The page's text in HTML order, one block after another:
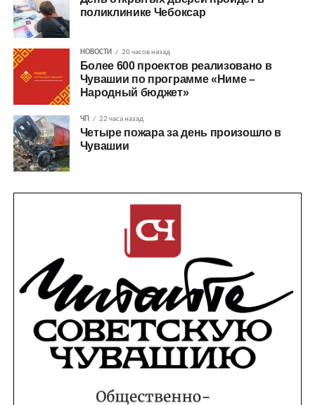
поликлинике Чебоксар
НОВОСТИ 20 часов назад
Более 600 проектов реализовано в
Чувашии по программе «Ниме –
Народный бюджет»
ЧП 22 часа назад
Четыре пожара за день произошло в
Чувашии